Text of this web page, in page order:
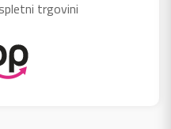
trgovini